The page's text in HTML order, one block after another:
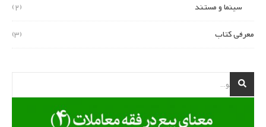
سینما و مستند
(2)
معرفی کتاب
(3)